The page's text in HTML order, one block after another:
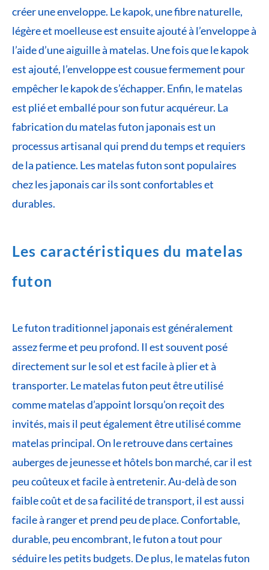
créer une enveloppe. Le kapok, une fibre naturelle,
légère et moelleuse est ensuite ajouté à l’enveloppe à
l’aide d’une aiguille à matelas. Une fois que le kapok
est ajouté, l’enveloppe est cousue fermement pour
empêcher le kapok de s’échapper. Enfin, le matelas
est plié et emballé pour son futur acquéreur. La
fabrication du matelas futon japonais est un
processus artisanal qui prend du temps et requiers
de la patience. Les matelas futon sont populaires
chez les japonais car ils sont confortables et
durables.
Les caractéristiques du matelas
futon
Le futon traditionnel japonais est généralement
assez ferme et peu profond. Il est souvent posé
directement sur le sol et est facile à plier et à
transporter. Le matelas futon peut être utilisé
comme matelas d’appoint lorsqu’on reçoit des
invités, mais il peut également être utilisé comme
matelas principal. On le retrouve dans certaines
auberges de jeunesse et hôtels bon marché, car il est
peu coûteux et facile à entretenir. Au-delà de son
faible coût et de sa facilité de transport, il est aussi
facile à ranger et prend peu de place. Confortable,
durable, peu encombrant, le futon a tout pour
séduire les petits budgets. De plus, le matelas futon